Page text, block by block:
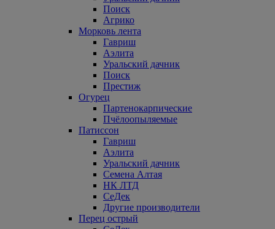
Поиск
Агрико
Морковь лента
Гавриш
Аэлита
Уральский дачник
Поиск
Престиж
Огурец
Партенокарпические
Пчёлоопыляемые
Патиссон
Гавриш
Аэлита
Уральский дачник
Семена Алтая
НК ЛТД
СеДек
Другие производители
Перец острый